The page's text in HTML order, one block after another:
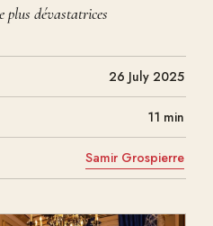
plus dévastatrices
26 July 2025
11 min
Samir Grospierre